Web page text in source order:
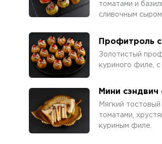
томатами и
сливочным сыром
Профитроль
Золотистый
куриного филе, с
Мини сэндвич
Мягкий
томатами,
куриным филе.